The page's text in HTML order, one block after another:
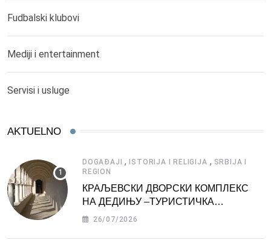
Fudbalski klubovi
Mediji i entertainment
Servisi i usluge
AKTUELNO
DOGAĐAJI ,ISTORIJA I RELIGIJA , SRBIJA I
REGION
КРАЉЕВСКИ ДВОРСКИ КОМПЛЕКС
НА ДЕДИЊУ –ТУРИСТИЧКА
АТРАКЦИЈА
26/07/2026